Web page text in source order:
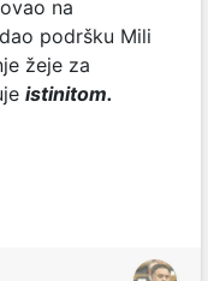
na
podršku Mili
žeje za
istinitom.